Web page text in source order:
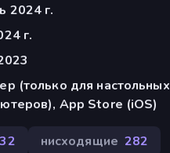
2024 г.
г.
(только для настольных
App Store (iOS)
нисходящие 282